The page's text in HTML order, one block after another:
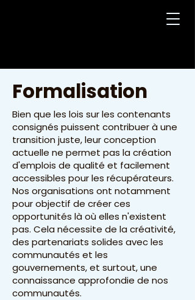
Formalisation
Bien que les lois sur les contenants
consignés puissent contribuer à une
transition juste, leur conception
actuelle ne permet pas la création
d'emplois de qualité et facilement
accessibles pour les récupérateurs.
Nos organisations ont notamment
pour objectif de créer ces
opportunités là où elles n'existent
pas. Cela nécessite de la créativité,
des partenariats solides avec les
communautés et les
gouvernements, et surtout, une
connaissance approfondie de nos
communautés.